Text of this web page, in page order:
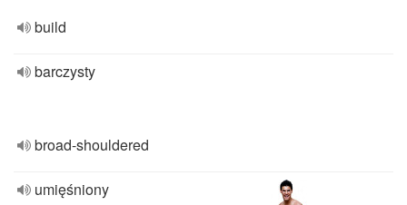
build
barczysty
broad-shouldered
umięśniony